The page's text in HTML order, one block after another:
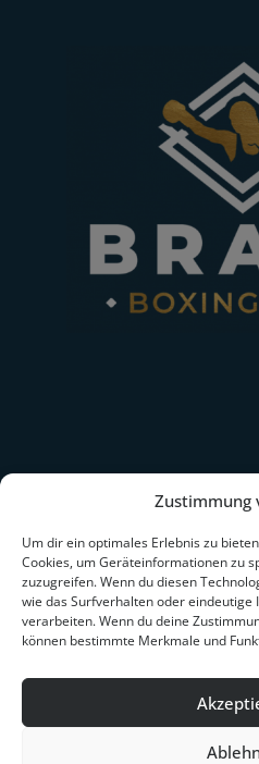
Zustimmung
Um dir ein optimales Erlebnis zu
Cookies, um Geräteinformationen zu
zuzugreifen. Wenn du diesen
wie das Surfverhalten oder eindeutige
verarbeiten. Wenn du deine
können bestimmte Merkmale und
IBF-